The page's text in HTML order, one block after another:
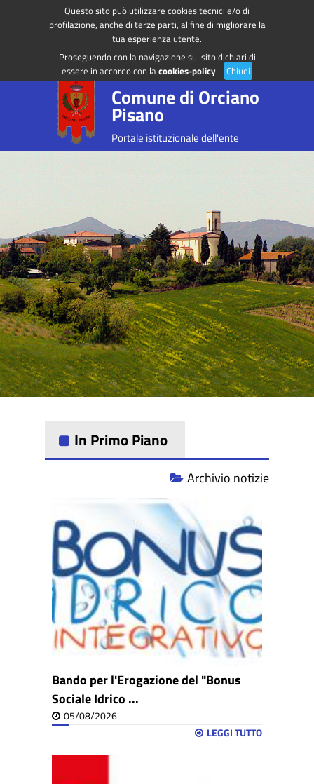
Questo sito può utilizzare cookies tecnici e/o di
profilazione, anche di terze parti, al fine di migliorare la
tua esperienza utente.
Proseguendo con la navigazione sul sito dichiari di
essere in accordo con lacookies-policy. Chiudi
Regione Toscana Accedi ai servizi
Comune di Orciano
Pisano
Portale istituzionale dell'ente
In Primo Piano
Archivio notizie
Bando per l'Erogazione del "Bonus
Sociale Idrico ...
05/08/2026
LEGGI TUTTO